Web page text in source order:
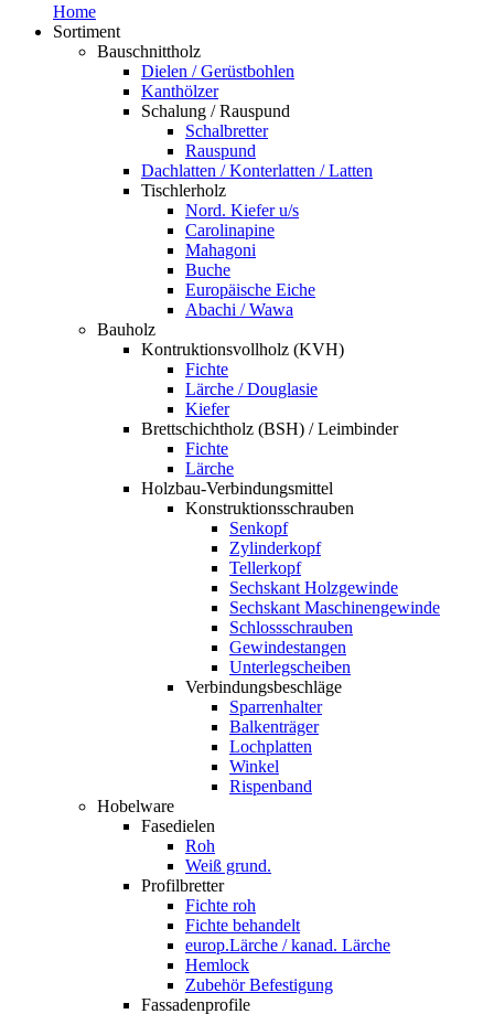
Home
Sortiment
Bauschnittholz
Dielen / Gerüstbohlen
Kanthölzer
Schalung / Rauspund
Schalbretter
Rauspund
Dachlatten / Konterlatten / Latten
Tischlerholz
Nord. Kiefer u/s
Carolinapine
Mahagoni
Buche
Europäische Eiche
Abachi / Wawa
Bauholz
Kontruktionsvollholz (KVH)
Fichte
Lärche / Douglasie
Kiefer
Brettschichtholz (BSH) / Leimbinder
Fichte
Lärche
Holzbau-Verbindungsmittel
Konstruktionsschrauben
Senkopf
Zylinderkopf
Tellerkopf
Sechskant Holzgewinde
Sechskant Maschinengewinde
Schlossschrauben
Gewindestangen
Unterlegscheiben
Verbindungsbeschläge
Sparrenhalter
Balkenträger
Lochplatten
Winkel
Rispenband
Hobelware
Fasedielen
Roh
Weiß grund.
Profilbretter
Fichte roh
Fichte behandelt
europ.Lärche / kanad. Lärche
Hemlock
Zubehör Befestigung
Fassadenprofile